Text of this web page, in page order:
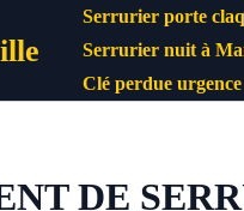
Serrurier porte
Serrurier nuit à
Clé perdue
DE